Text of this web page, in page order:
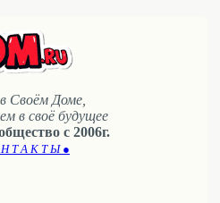
Своём Доме,
в своё будущее
с 2006г.
Т А К Т Ы ●